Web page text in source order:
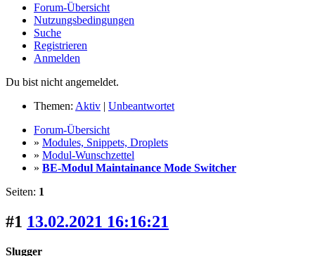
Forum-Übersicht
Nutzungsbedingungen
Suche
Registrieren
Anmelden
Du bist nicht angemeldet.
Themen: Aktiv | Unbeantwortet
Forum-Übersicht
» Modules, Snippets, Droplets
» Modul-Wunschzettel
» BE-Modul Maintainance Mode Switcher
Seiten: 1
#1 13.02.2021 16:16:21
Slugger